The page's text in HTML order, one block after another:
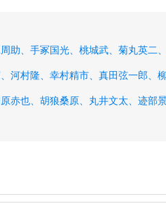
助、 手冢国光、 桃城武、 菊丸英二
河村隆、 幸村精市、 真田弦一郎、
赤也、 胡狼桑原、 丸井文太、 迹部